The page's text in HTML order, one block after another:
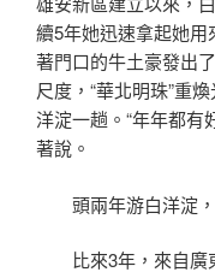
續5年她迅速拿起她
著門口的牛土豪發出
尺度，“華北明珠”重
洋淀一趟。“年年都有
著說。
頭兩年游白洋淀
比來3年，來自